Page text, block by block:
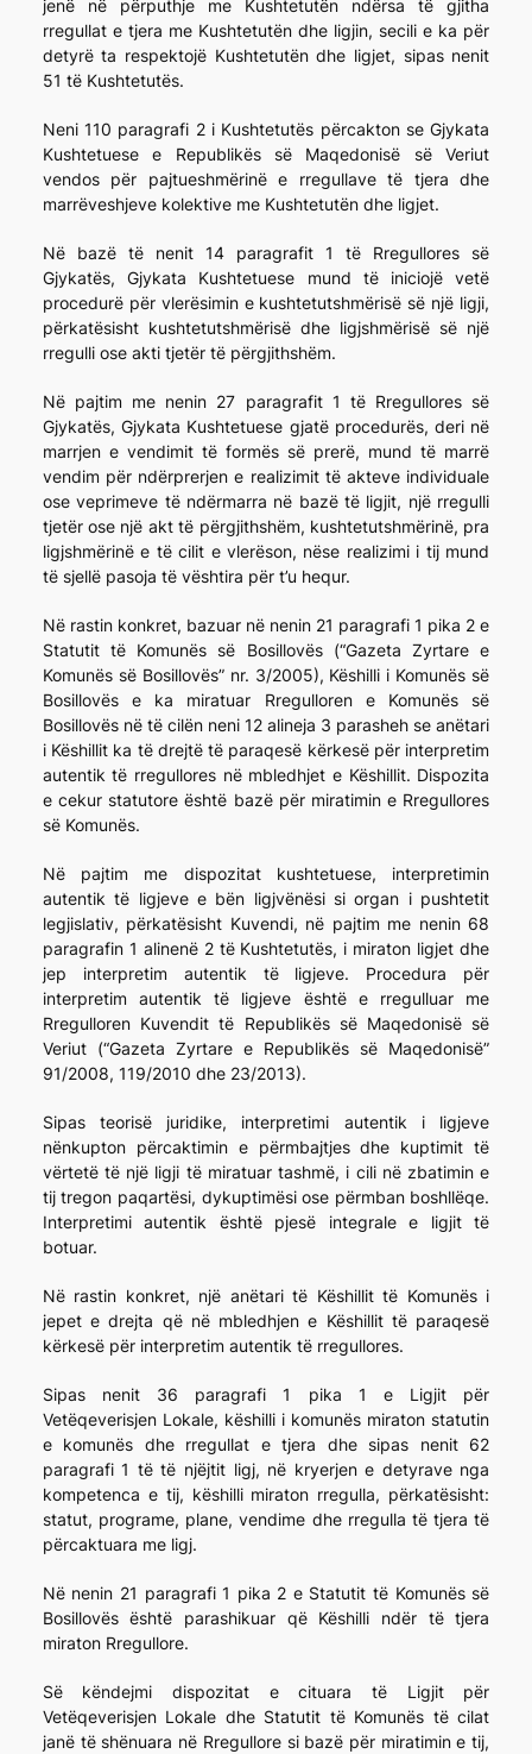
jenë në përputhje me Kushtetutën ndërsa të gjitha
rregullat e tjera me Kushtetutën dhe ligjin, secili e ka për
detyrë ta respektojë Kushtetutën dhe ligjet, sipas nenit
51 të Kushtetutës.
Neni 110 paragrafi 2 i Kushtetutës përcakton se Gjykata
Kushtetuese e Republikës së Maqedonisë së Veriut
vendos për pajtueshmërinë e rregullave të tjera dhe
marrëveshjeve kolektive me Kushtetutën dhe ligjet.
Në bazë të nenit 14 paragrafit 1 të Rregullores së
Gjykatës, Gjykata Kushtetuese mund të iniciojë vetë
procedurë për vlerësimin e kushtetutshmërisë së një ligji,
përkatësisht kushtetutshmërisë dhe ligjshmërisë së një
rregulli ose akti tjetër të përgjithshëm.
Në pajtim me nenin 27 paragrafit 1 të Rregullores së
Gjykatës, Gjykata Kushtetuese gjatë procedurës, deri në
marrjen e vendimit të formës së prerë, mund të marrë
vendim për ndërprerjen e realizimit të akteve individuale
ose veprimeve të ndërmarra në bazë të ligjit, një rregulli
tjetër ose një akt të përgjithshëm, kushtetutshmërinë, pra
ligjshmërinë e të cilit e vlerëson, nëse realizimi i tij mund
të sjellë pasoja të vështira për t’u hequr.
Në rastin konkret, bazuar në nenin 21 paragrafi 1 pika 2 e
Statutit të Komunës së Bosillovës (“Gazeta Zyrtare e
Komunës së Bosillovës” nr. 3/2005), Këshilli i Komunës së
Bosillovës e ka miratuar Rregulloren e Komunës së
Bosillovës në të cilën neni 12 alineja 3 parasheh se anëtari
i Këshillit ka të drejtë të paraqesë kërkesë për interpretim
autentik të rregullores në mbledhjet e Këshillit. Dispozita
e cekur statutore është bazë për miratimin e Rregullores
së Komunës.
Në pajtim me dispozitat kushtetuese, interpretimin
autentik të ligjeve e bën ligjvënësi si organ i pushtetit
legjislativ, përkatësisht Kuvendi, në pajtim me nenin 68
paragrafin 1 alinenë 2 të Kushtetutës, i miraton ligjet dhe
jep interpretim autentik të ligjeve. Procedura për
interpretim autentik të ligjeve është e rregulluar me
Rregulloren Kuvendit të Republikës së Maqedonisë së
Veriut (“Gazeta Zyrtare e Republikës së Maqedonisë”
91/2008, 119/2010 dhe 23/2013).
Sipas teorisë juridike, interpretimi autentik i ligjeve
nënkupton përcaktimin e përmbajtjes dhe kuptimit të
vërtetë të një ligji të miratuar tashmë, i cili në zbatimin e
tij tregon paqartësi, dykuptimësi ose përmban boshllëqe.
Interpretimi autentik është pjesë integrale e ligjit të
botuar.
Në rastin konkret, një anëtari të Këshillit të Komunës i
jepet e drejta që në mbledhjen e Këshillit të paraqesë
kërkesë për interpretim autentik të rregullores.
Sipas nenit 36 paragrafi 1 pika 1 e Ligjit për
Vetëqeverisjen Lokale, këshilli i komunës miraton statutin
e komunës dhe rregullat e tjera dhe sipas nenit 62
paragrafi 1 të të njëjtit ligj, në kryerjen e detyrave nga
kompetenca e tij, këshilli miraton rregulla, përkatësisht:
statut, programe, plane, vendime dhe rregulla të tjera të
përcaktuara me ligj.
Në nenin 21 paragrafi 1 pika 2 e Statutit të Komunës së
Bosillovës është parashikuar që Këshilli ndër të tjera
miraton Rregullore.
Së këndejmi dispozitat e cituara të Ligjit për
Vetëqeverisjen Lokale dhe Statutit të Komunës të cilat
janë të shënuara në Rregullore si bazë për miratimin e tij,